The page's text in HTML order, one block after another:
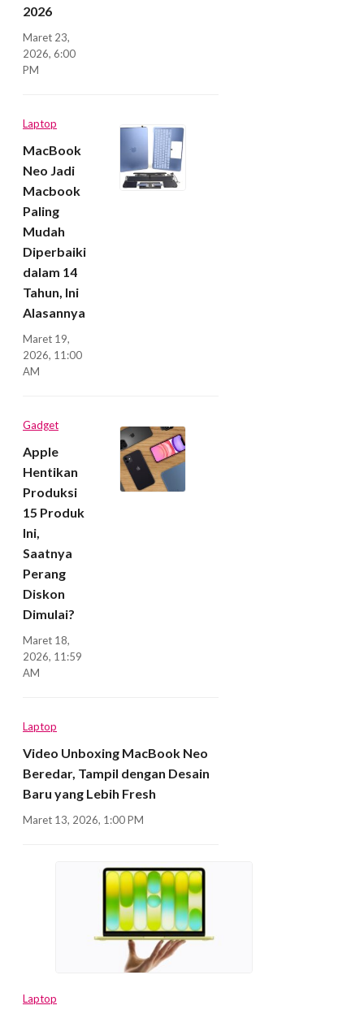
2026
Maret 23,
2026, 6:00
PM
Laptop
MacBook
Neo Jadi
Macbook
Paling
Mudah
Diperbaiki
dalam 14
Tahun, Ini
Alasannya
Maret 19,
2026, 11:00
AM
Gadget
Apple
Hentikan
Produksi
15 Produk
Ini,
Saatnya
Perang
Diskon
Dimulai?
Maret 18,
2026, 11:59
AM
Laptop
Video Unboxing MacBook Neo
Beredar, Tampil dengan Desain
Baru yang Lebih Fresh
Maret 13, 2026, 1:00 PM
Laptop